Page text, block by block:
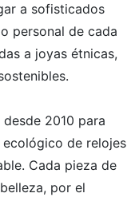
a sofisticados
personal de cada
a joyas étnicas,
2010 para
de relojes
Cada pieza de
por el